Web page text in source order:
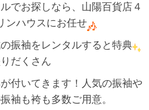
でお探しなら、山陽百貨店４
ンハウスにお任せ
振袖をレンタルすると特典
だくさん
付いてきます！人気の振袖や
袖も袴も多数ご用意。